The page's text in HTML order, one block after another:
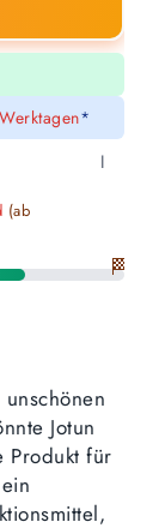
*
l
(ab
🏁
Jotun
Produkt für